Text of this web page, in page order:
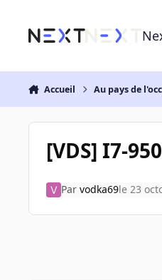
Accueil Au pays de
[VDS] I7-950
Par vodka69le 23